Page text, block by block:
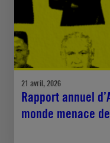
21 avril, 2026
Rapport annuel
monde menace